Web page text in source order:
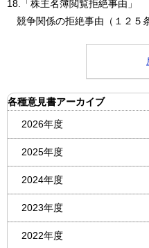
18.「株主名簿閲覧拒絶事由」
競争関係の拒絶事由（１２５
各種意見書アーカイブ
2026年度
2025年度
2024年度
2023年度
2022年度